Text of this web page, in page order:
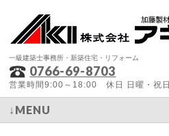
一級建築士事務所・新築住宅・リフォーム
0766-69-8703
営業時間9:00～18:00 休日 日曜・祝日
↓MENU